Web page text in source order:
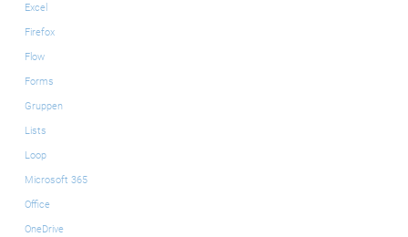
Excel
Firefox
Flow
Forms
Gruppen
Lists
Loop
Microsoft 365
Office
OneDrive